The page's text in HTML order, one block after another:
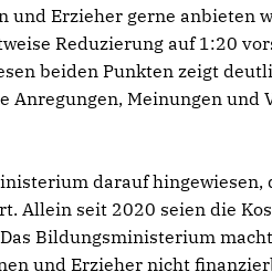
und Erzieher gerne anbieten
Reduzierung auf 1:20
beiden Punkten zeigt
Anregungen, Meinungen und
darauf
Allein seit 2020 seien die
Bildungsministerium
und Erzieher nicht